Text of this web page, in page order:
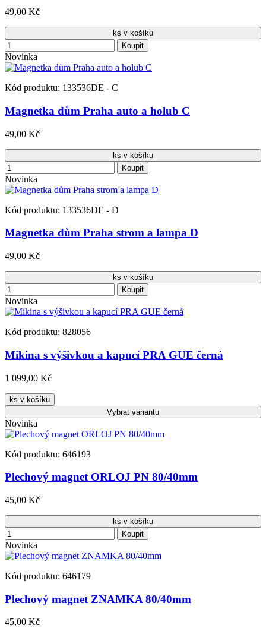
49,00 Kč
ks v košíku
Koupit
Novinka
Kód produktu: 133536DE - C
Magnetka dům Praha auto a holub C
49,00 Kč
ks v košíku
Koupit
Novinka
Kód produktu: 133536DE - D
Magnetka dům Praha strom a lampa D
49,00 Kč
ks v košíku
Koupit
Novinka
Kód produktu: 828056
Mikina s výšivkou a kapucí PRA GUE černá
1 099,00 Kč
ks v košíku
Vybrat variantu
Novinka
Kód produktu: 646193
Plechový magnet ORLOJ PN 80/40mm
45,00 Kč
ks v košíku
Koupit
Novinka
Kód produktu: 646179
Plechový magnet ZNAMKA 80/40mm
45,00 Kč